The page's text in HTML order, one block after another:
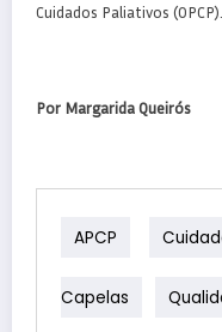
Cuidados Paliativos (OPCP).
Por Margarida Queirós
APCP
Capelas